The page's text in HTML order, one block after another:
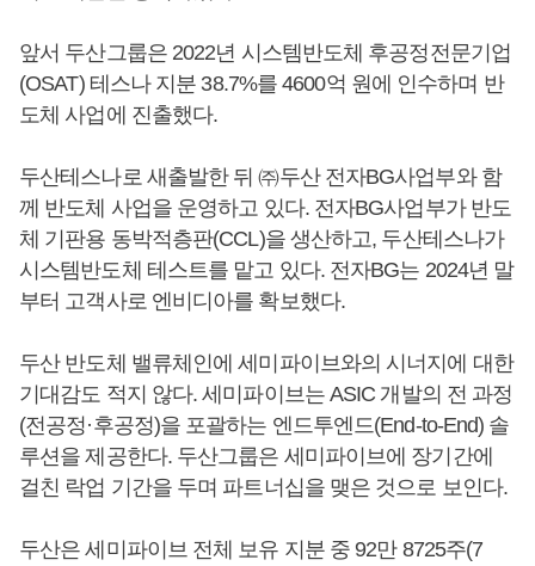
앞서 두산그룹은 2022년 시스템반도체 후공정전문기업
(OSAT) 테스나 지분 38.7%를 4600억 원에 인수하며 반
도체 사업에 진출했다.
두산테스나로 새출발한 뒤 ㈜두산 전자BG사업부와 함
께 반도체 사업을 운영하고 있다. 전자BG사업부가 반도
체 기판용 동박적층판(CCL)을 생산하고, 두산테스나가
시스템반도체 테스트를 맡고 있다. 전자BG는 2024년 말
부터 고객사로 엔비디아를 확보했다.
두산 반도체 밸류체인에 세미파이브와의 시너지에 대한
기대감도 적지 않다. 세미파이브는 ASIC 개발의 전 과정
(전공정·후공정)을 포괄하는 엔드투엔드(End-to-End) 솔
루션을 제공한다. 두산그룹은 세미파이브에 장기간에
걸친 락업 기간을 두며 파트너십을 맺은 것으로 보인다.
두산은 세미파이브 전체 보유 지분 중 92만 8725주(7